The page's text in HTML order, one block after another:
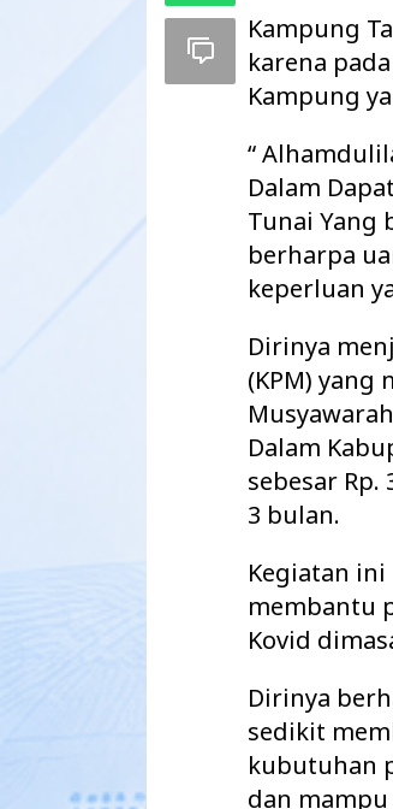
Kampung
karena
Kampung
“
Dalam
Tunai Yang
berharpa
keperluan
Dirinya
(KPM) yang
Dalam
sebesar Rp.
3 bulan.
Kegiatan
membantu
Kovid
Dirinya
sedikit
kubutuhan
dan